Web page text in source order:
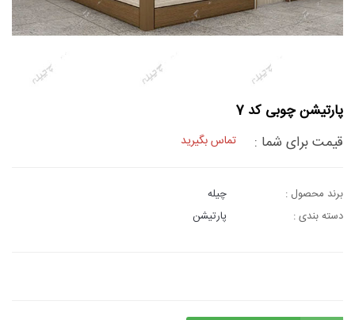
پارتیشن چوبی کد 7
قیمت برای شما :
تماس بگیرید
برند محصول :
چیله
دسته بندی :
پارتیشن